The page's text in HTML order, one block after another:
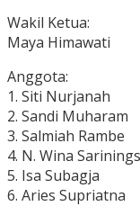
Wakil Ketua:
Maya Himawati
Anggota:
1. Siti Nurjanah
2. Sandi Muharam
3. Salmiah Rambe
4. N. Wina
5. Isa Subagja
6. Aries Supriatna